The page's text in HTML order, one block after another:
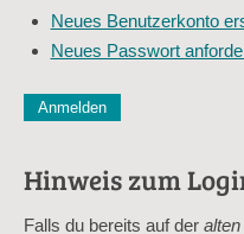
Adresse
Neues Benutzerkonto
Neues Passwort
Diese Sicherheitsfrage
Sag mir nicht, wie viele
Hinweis zum
Falls du bereits auf der alten